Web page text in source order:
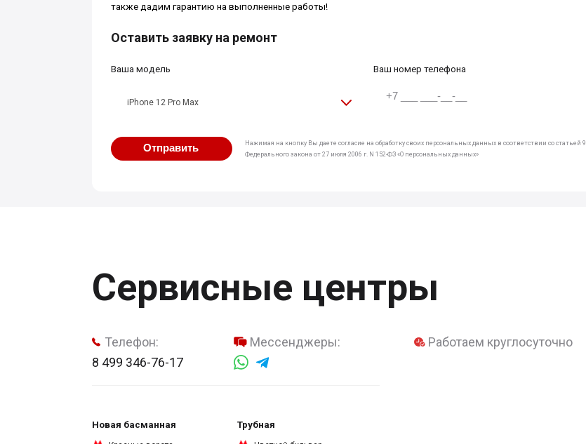
также дадим гарантию на выполненные работы!
Оставить заявку на ремонт
Ваша модель
iPhone 12 Pro Max
Ваш номер телефона
Отправить
Нажимая на кнопку Вы даете согласие на обработку своих персональных данных в соответствии со статьей 9
Федерального закона от 27 июля 2006 г. N 152-ФЗ «О персональных данных»
Сервисные центры
Телефон:
8 499 346-76-17
Мессенджеры:
Новая басманная Трубная
Работаем круглосуточно